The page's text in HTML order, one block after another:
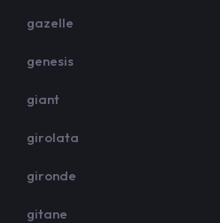
gazelle
genesis
giant
girolata
gironde
gitane